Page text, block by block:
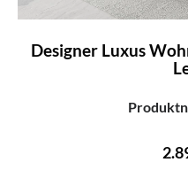
Designer Luxus